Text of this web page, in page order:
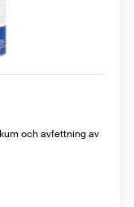
och avfettning av